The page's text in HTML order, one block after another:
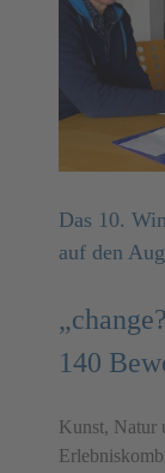
Das 10.
auf den
140
Kunst, Natur